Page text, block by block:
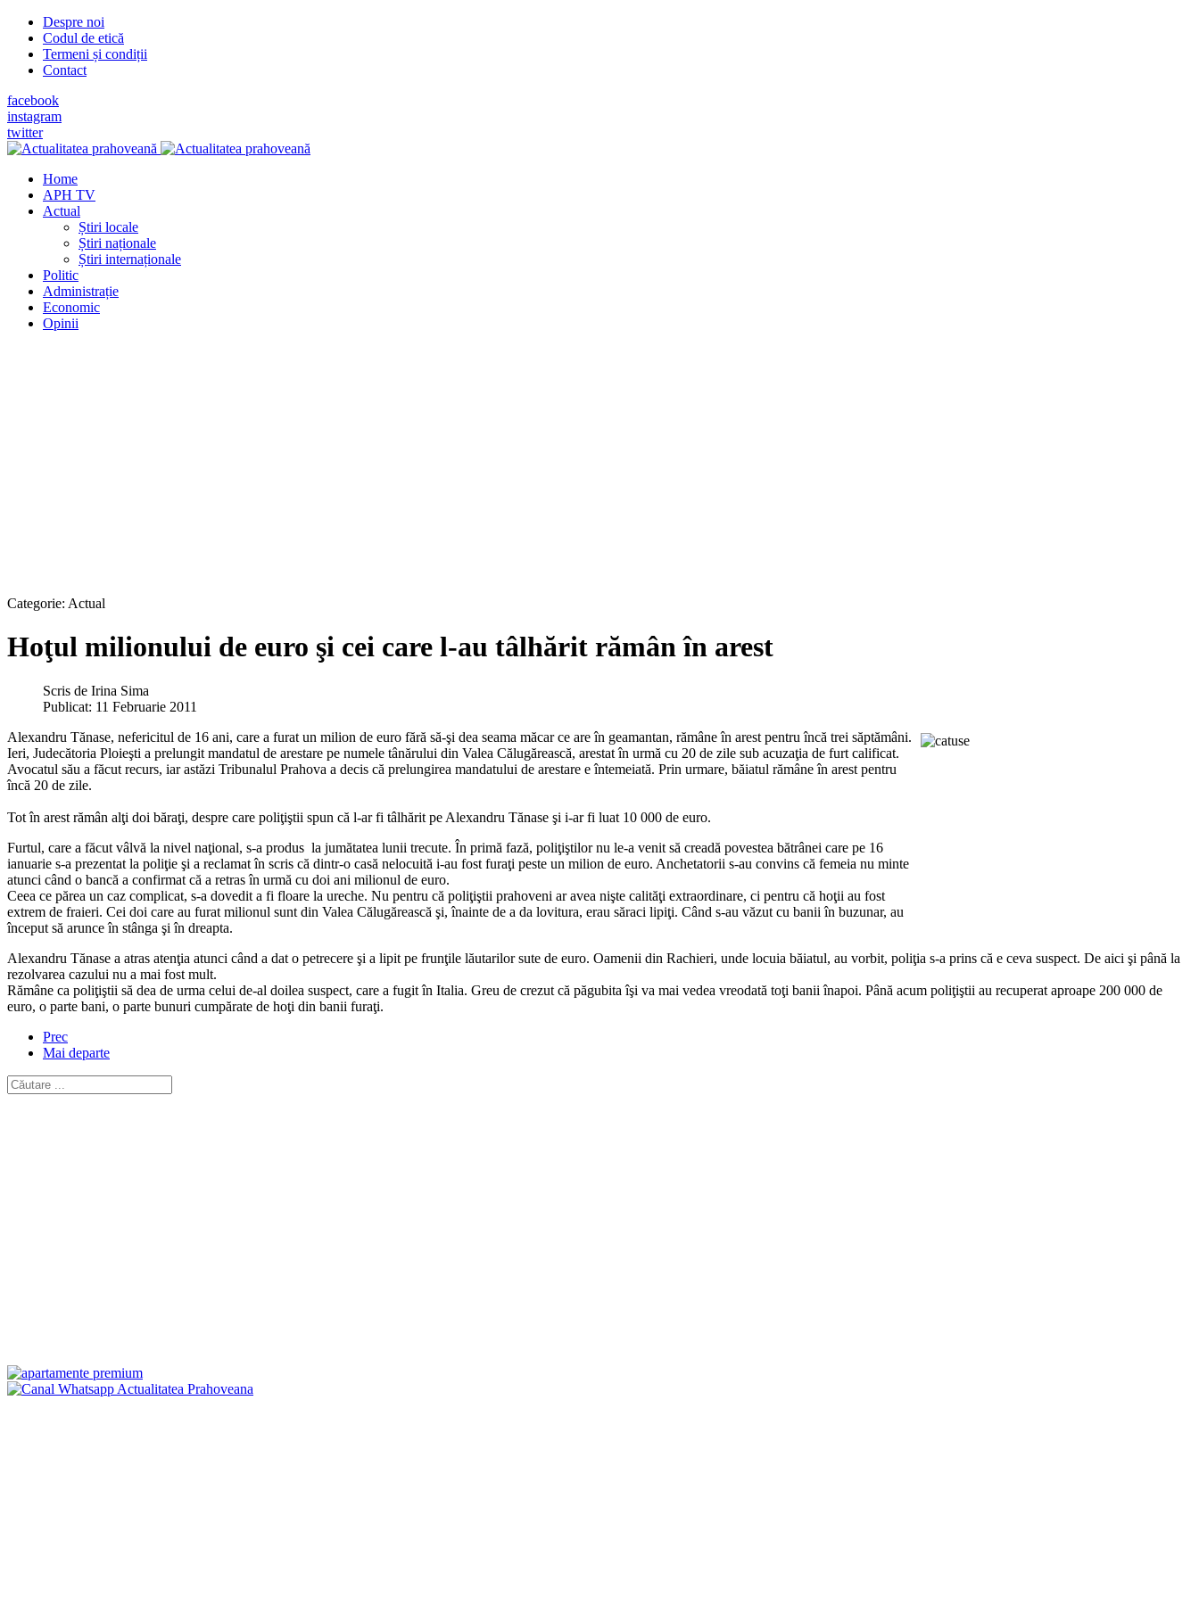
Despre noi
Codul de etică
Termeni și condiții
Contact
facebook
instagram
twitter
Home
APH TV
Actual
Știri locale
Știri naționale
Știri internaționale
Politic
Administrație
Economic
Opinii
Categorie: Actual
Hoţul milionului de euro şi cei care l-au tâlhărit rămân în arest
Scris de Irina Sima
Publicat: 11 Februarie 2011
Alexandru Tănase, nefericitul de 16 ani, care a furat un milion de euro fără să-şi dea seama măcar ce are în geamantan, rămâne în arest pentru încă trei săptămâni.
Ieri, Judecătoria Ploieşti a prelungit mandatul de arestare pe numele tânărului din Valea Călugărească, arestat în urmă cu 20 de zile sub acuzaţia de furt calificat.
Avocatul său a făcut recurs, iar astăzi Tribunalul Prahova a decis că prelungirea mandatului de arestare e întemeiată. Prin urmare, băiatul rămâne în arest pentru
încă 20 de zile.
Tot în arest rămân alţi doi băraţi, despre care poliţiştii spun că l-ar fi tâlhărit pe Alexandru Tănase şi i-ar fi luat 10 000 de euro.
Furtul, care a făcut vâlvă la nivel naţional, s-a produs la jumătatea lunii trecute. În primă fază, poliţiştilor nu le-a venit să creadă povestea bătrânei care pe 16
ianuarie s-a prezentat la poliţie şi a reclamat în scris că dintr-o casă nelocuită i-au fost furaţi peste un milion de euro. Anchetatorii s-au convins că femeia nu minte
atunci când o bancă a confirmat că a retras în urmă cu doi ani milionul de euro.
Ceea ce părea un caz complicat, s-a dovedit a fi floare la ureche. Nu pentru că poliţiştii prahoveni ar avea nişte calităţi extraordinare, ci pentru că hoţii au fost
extrem de fraieri. Cei doi care au furat milionul sunt din Valea Călugărească şi, înainte de a da lovitura, erau săraci lipiţi. Când s-au văzut cu banii în buzunar, au
început să arunce în stânga şi în dreapta.
Alexandru Tănase a atras atenţia atunci când a dat o petrecere şi a lipit pe frunţile lăutarilor sute de euro. Oamenii din Rachieri, unde locuia băiatul, au vorbit, poliţia s-a prins că e ceva suspect. De aici şi până la
rezolvarea cazului nu a mai fost mult.
Rămâne ca poliţiştii să dea de urma celui de-al doilea suspect, care a fugit în Italia. Greu de crezut că păgubita îşi va mai vedea vreodată toţi banii înapoi. Până acum poliţiştii au recuperat aproape 200 000 de
euro, o parte bani, o parte bunuri cumpărate de hoţi din banii furaţi.
Prec
Mai departe